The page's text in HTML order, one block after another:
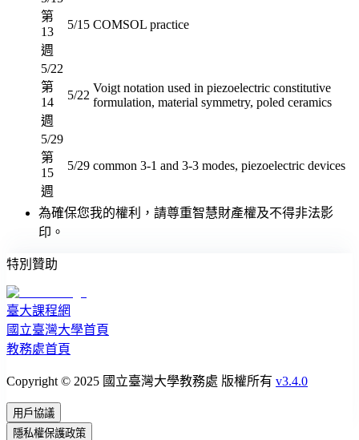
第
13
週
5/15 COMSOL practice
5/22
第
14
週
5/22
Voigt notation used in piezoelectric constitutive
formulation, material symmetry, poled ceramics
5/29
第
15
週
5/29 common 3-1 and 3-3 modes, piezoelectric devices
為確保您我的權利，請尊重智慧財產權及不得非法影
印。
特別贊助
臺大課程網
國立臺灣大學首頁
教務處首頁
Copyright © 2025 國立臺灣大學教務處 版權所有 v3.4.0
用戶協議
隱私權保護政策